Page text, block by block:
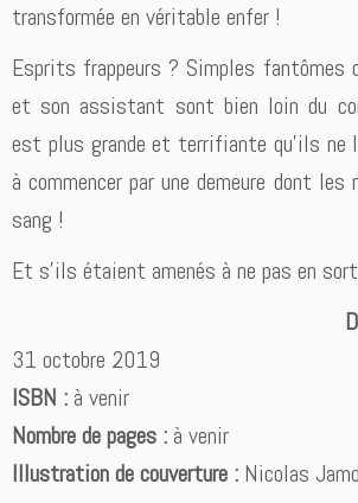
transformée en véritable enfer !
Esprits frappeurs ? Simples fantômes
et son assistant sont bien loin du
est plus grande et terrifiante qu’ils ne
à commencer par une demeure dont
sang !
Et s’ils étaient amenés à ne pas en
31 octobre 2019
ISBN : à venir
Nombre de pages : à venir
Illustration de couverture : Nicolas